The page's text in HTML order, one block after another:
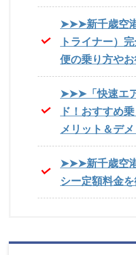
➤➤➤新千歳空
トライナー）
便の乗り方や
➤➤➤「快速エ
ド！おすすめ
メリット＆デ
➤➤➤新千歳空
シー定額料金を